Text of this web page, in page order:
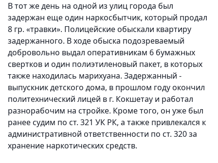
В тот же день на одной из улиц города был
задержан еще один наркосбытчик, который продал
8 гр. «травки». Полицейские обыскали квартиру
задержанного. В ходе обыска подозреваемый
добровольно выдал оперативникам 6 бумажных
свертков и один полиэтиленовый пакет, в которых
также находилась марихуана. Задержанный -
выпускник детского дома, в прошлом году окончил
политехнический лицей в г. Кокшетау и работал
разнорабочим на стройке. Кроме того, он уже был
ранее судим по ст. 321 УК РК, а также привлекался к
административной ответственности по ст. 320 за
хранение наркотических средств.